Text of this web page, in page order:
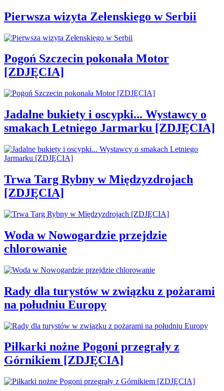
Pierwsza wizyta Zełenskiego w Serbii
Pogoń Szczecin pokonała Motor
[ZDJĘCIA]
Jadalne bukiety i oscypki... Wystawcy o
smakach Letniego Jarmarku [ZDJĘCIA]
Trwa Targ Rybny w Międzyzdrojach
[ZDJĘCIA]
Woda w Nowogardzie przejdzie
chlorowanie
Rady dla turystów w związku z pożarami
na południu Europy
Piłkarki nożne Pogoni przegrały z
Górnikiem [ZDJĘCIA]